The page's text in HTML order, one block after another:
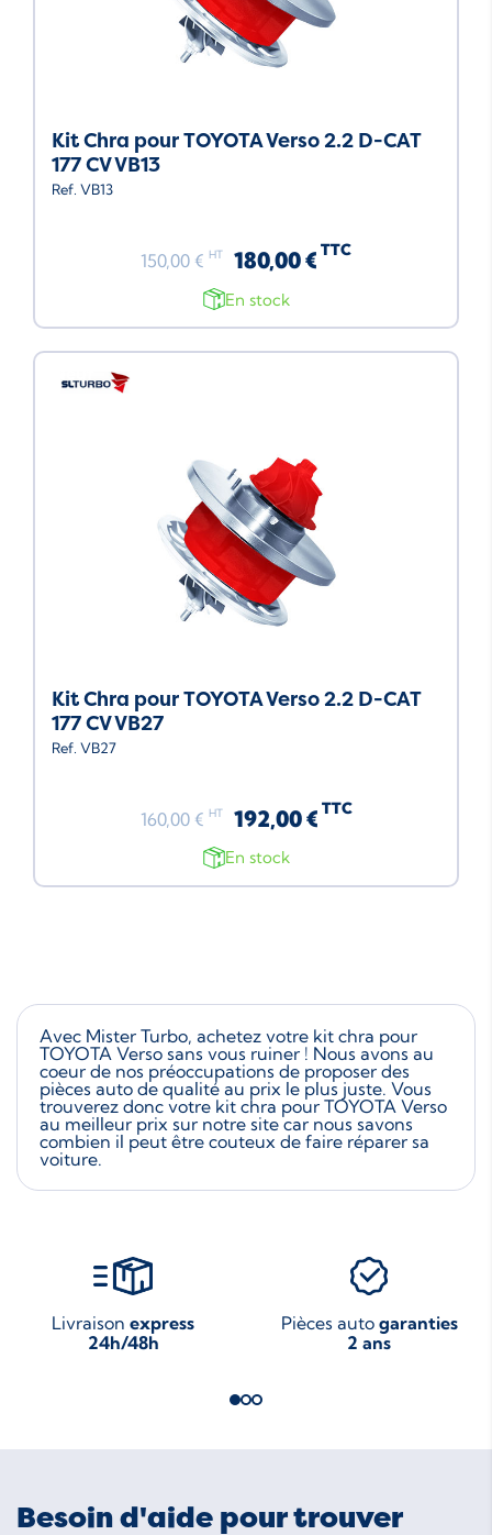
Kit Chra pour TOYOTA Verso 2.2 D-CAT
177 CV VB13
Ref. VB13
150,00 € HT 180,00 € TTC
En stock
Kit Chra pour TOYOTA Verso 2.2 D-CAT
177 CV VB27
Ref. VB27
160,00 € HT 192,00 € TTC
En stock
Avec Mister Turbo, achetez votre kit chra pour
TOYOTA Verso sans vous ruiner ! Nous avons au
coeur de nos préoccupations de proposer des
pièces auto de qualité au prix le plus juste. Vous
trouverez donc votre kit chra pour TOYOTA Verso
au meilleur prix sur notre site car nous savons
combien il peut être couteux de faire réparer sa
voiture.
Livraison express
24h/48h
Pièces auto garanties
2 ans
Besoin d'aide pour trouver